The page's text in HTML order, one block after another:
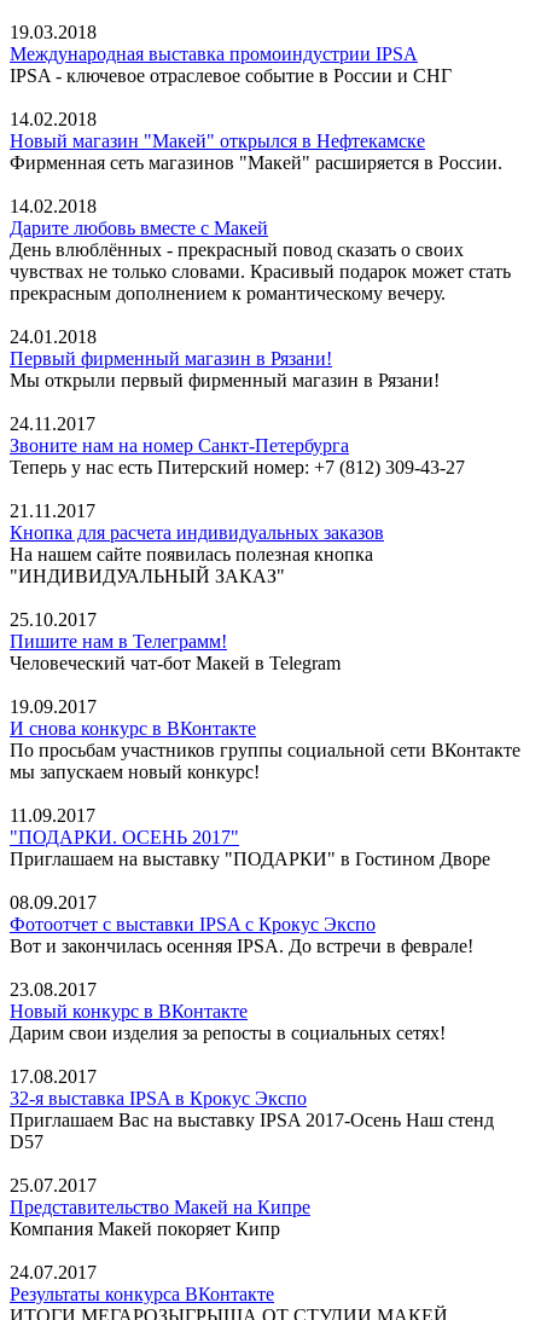
19.03.2018
Международная выставка промоиндустрии IPSA
IPSA - ключевое отраслевое событие в России и СНГ
14.02.2018
Новый магазин "Макей" открылся в Нефтекамске
Фирменная сеть магазинов "Макей" расширяется в России.
14.02.2018
Дарите любовь вместе с Макей
День влюблённых - прекрасный повод сказать о своих
чувствах не только словами. Красивый подарок может стать
прекрасным дополнением к романтическому вечеру.
24.01.2018
Первый фирменный магазин в Рязани!
Мы открыли первый фирменный магазин в Рязани!
24.11.2017
Звоните нам на номер Санкт-Петербурга
Теперь у нас есть Питерский номер: +7 (812) 309-43-27
21.11.2017
Кнопка для расчета индивидуальных заказов
На нашем сайте появилась полезная кнопка
"ИНДИВИДУАЛЬНЫЙ ЗАКАЗ"
25.10.2017
Пишите нам в Телеграмм!
Человеческий чат-бот Макей в Telegram
19.09.2017
И снова конкурс в ВКонтакте
По просьбам участников группы социальной сети ВКонтакте
мы запускаем новый конкурс!
11.09.2017
"ПОДАРКИ. ОСЕНЬ 2017"
Приглашаем на выставку "ПОДАРКИ" в Гостином Дворе
08.09.2017
Фотоотчет с выставки IPSA с Крокус Экспо
Вот и закончилась осенняя IPSA. До встречи в феврале!
23.08.2017
Новый конкурс в ВКонтакте
Дарим свои изделия за репосты в социальных сетях!
17.08.2017
32-я выставка IPSA в Крокус Экспо
Приглашаем Вас на выставку IPSA 2017-Осень Наш стенд
D57
25.07.2017
Представительство Макей на Кипре
Компания Макей покоряет Кипр
24.07.2017
Результаты конкурса ВКонтакте
ИТОГИ МЕГАРОЗЫГРЫША ОТ СТУДИИ МАКЕЙ